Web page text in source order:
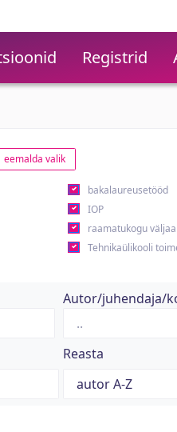
Registrid
eemalda valik
bakalaureusetööd
IOP
raamatukogu
Tehnikaülikooli
Autor/juhendaja/
Reasta